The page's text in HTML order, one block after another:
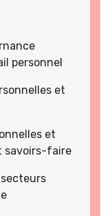
personnel
et
et
savoirs-faire